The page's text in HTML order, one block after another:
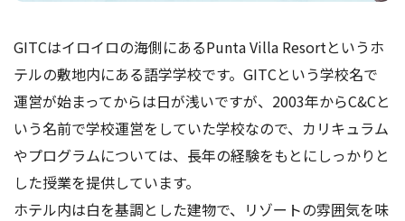
GITCはイロイロの海側にあるPunta Villa Resortというホ
テルの敷地内にある語学学校です。GITCという学校名で
運営が始まってからは日が浅いですが、2003年からC&Cと
いう名前で学校運営をしていた学校なので、カリキュラム
やプログラムについては、長年の経験をもとにしっかりと
した授業を提供しています。
ホテル内は白を基調とした建物で、リゾートの雰囲気を味